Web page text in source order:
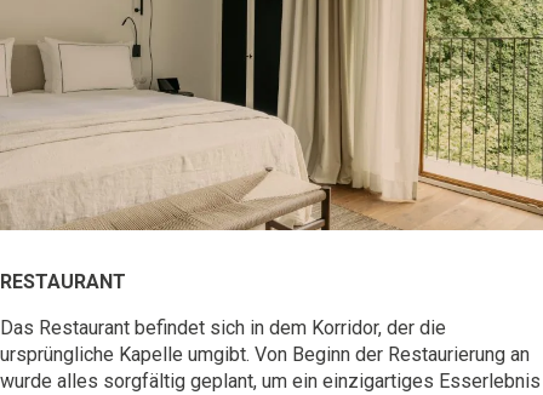
RESTAURANT
Das Restaurant befindet sich in dem Korridor, der die
ursprüngliche Kapelle umgibt. Von Beginn der Restaurierung an
wurde alles sorgfältig geplant, um ein einzigartiges Esserlebnis